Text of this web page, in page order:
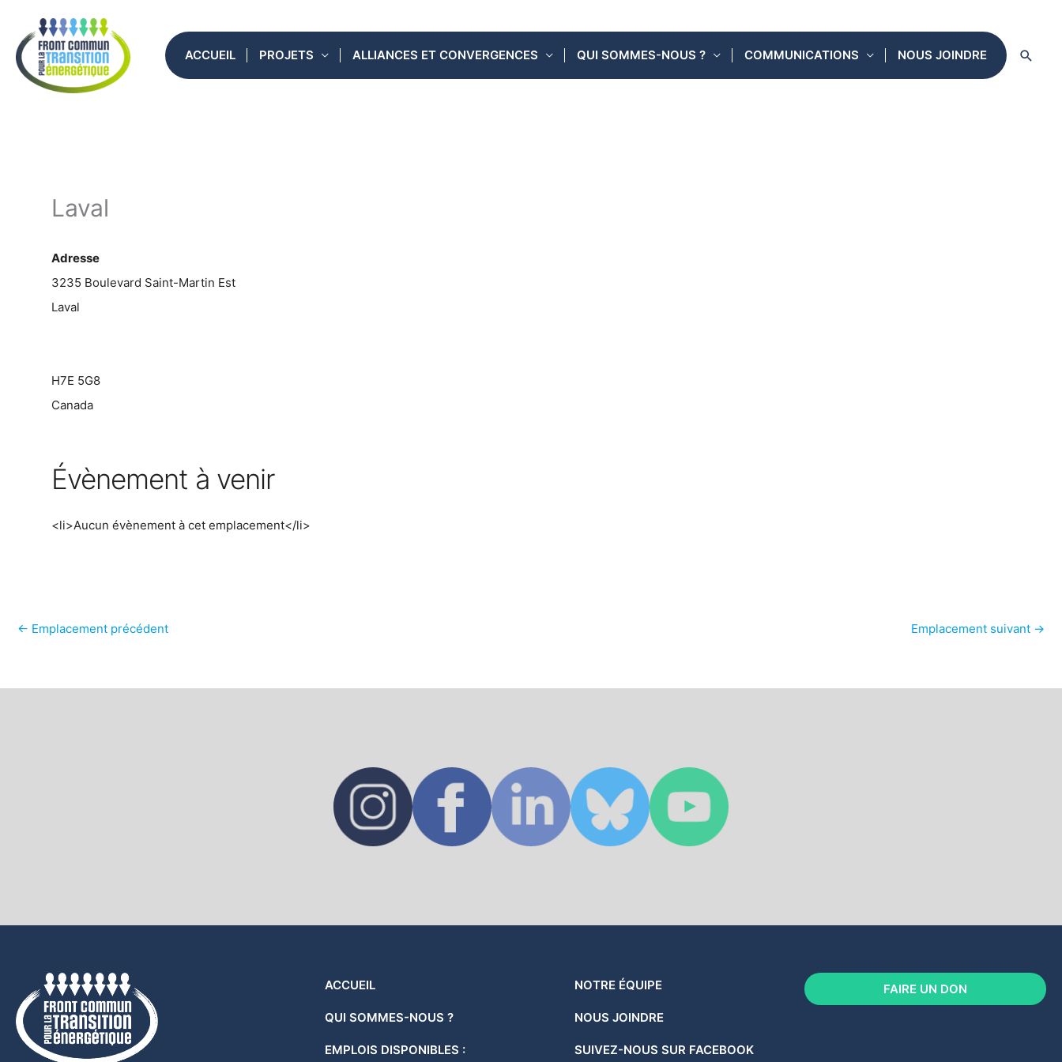
contenu
ACCUEIL PROJETS ALLIANCES ET CONVERGENCES QUI SOMMES-NOUS ? COMMUNICATIONS NOUS JOINDRE
Laval
Adresse
3235 Boulevard Saint-Martin Est
Laval
H7E 5G8
Canada
Évènement à venir
<li>Aucun évènement à cet emplacement</li>
← Emplacement précédent Emplacement suivant →
ACCUEIL
QUI SOMMES-NOUS ?
EMPLOIS DISPONIBLES :
NOTRE ÉQUIPE
NOUS JOINDRE
SUIVEZ-NOUS SUR FACEBOOK
FAIRE UN DON